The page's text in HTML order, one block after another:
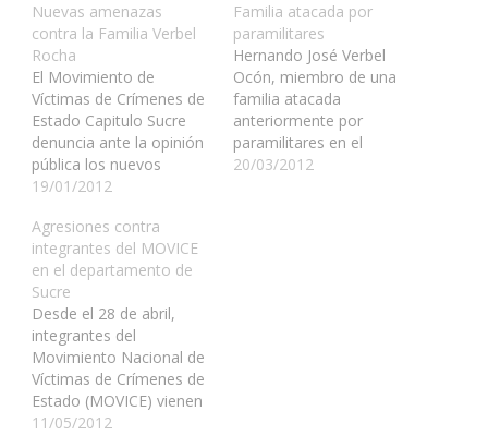
Nuevas amenazas
contra la Familia Verbel
Rocha
El Movimiento de
Víctimas de Crímenes de
Estado Capitulo Sucre
denuncia ante la opinión
pública los nuevos
hechos acontecidos
ROCHA miembros del
MOVICE capitulo Sucre.
HECHOS El día 16 de
enero de 2012, entre las
6:45 y las 7 de la noche,
la joven de 16…
19/01/2012
Familia atacada por
paramilitares
Hernando José Verbel
Ocón, miembro de una
familia atacada
anteriormente por
paramilitares en el
municipio de San Onofre,
20/03/2012
Agresiones contra
integrantes del MOVICE
en el departamento de
Sucre
Desde el 28 de abril,
integrantes del
Movimiento Nacional de
Víctimas de Crímenes de
Estado (MOVICE) vienen
vivenciando amenazas y
11/05/2012